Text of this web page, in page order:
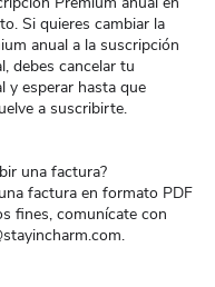
Si quieres cambiar la
anual a la suscripción
debes cancelar tu
y esperar hasta que
a suscribirte.
una factura?
factura en formato PDF
fines, comunícate con